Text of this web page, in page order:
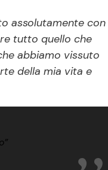
assolutamente con
tutto quello che
abbiamo vissuto
della mia vita e